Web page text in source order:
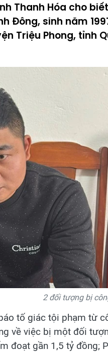
Thanh Hóa cho
Đông, sinh năm
Triệu Phong, tỉnh
2 đối tượng bị
tố giác tội phạm từ
về việc bị một đối
đoạt gần 1,5 tỷ đồng;